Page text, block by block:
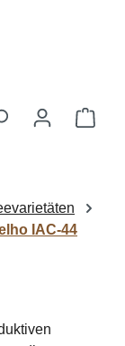
IAC-44